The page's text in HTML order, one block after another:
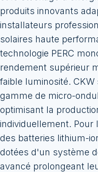
produits innovants
installateurs
solaires haute
technologie PERC
rendement supérieur
faible luminosité.
gamme de micro-
optimisant la
individuellement. Pour
des batteries lithium-
dotées d'un système
avancé prolongeant